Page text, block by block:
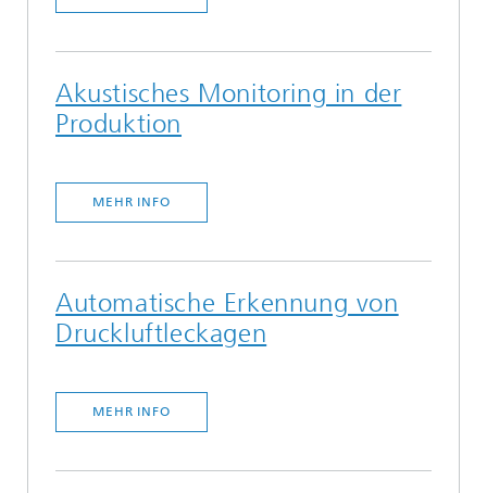
Akustisches Monitoring in der
Produktion
MEHR INFO
Automatische Erkennung von
Druckluftleckagen
MEHR INFO